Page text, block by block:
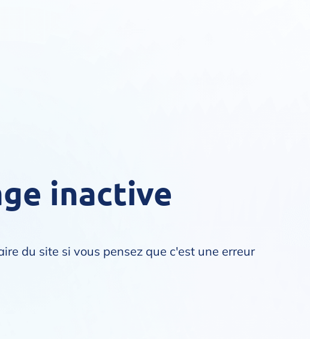
inactive
du site si vous pensez que c'est une erreur